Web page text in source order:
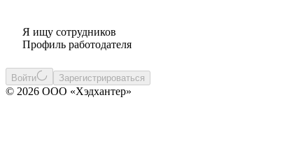
Я ищу сотрудников
Профиль работодателя
Войти Зарегистрироваться
© 2026 ООО «Хэдхантер»